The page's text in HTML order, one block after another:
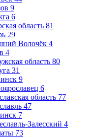
9
6
область 81
29
Волочёк 4
4
область 80
31
9
6
область 77
47
7
Залесский 4
73